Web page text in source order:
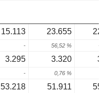
15.113 23.655
- 56,52 % -
3.295 3.320
- 0,76 %
53.218 51.911